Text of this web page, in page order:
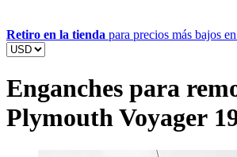
Retiro en la tienda para precios más bajos
Enganches para
Plymouth Voyager